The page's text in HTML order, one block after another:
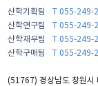
산학기획팀 T 055-249-
산학연구팀
T 055-249-
산학재무팀
T 055-249-
산학구매팀
T 055-249-
(51767) 경상남도 창원시